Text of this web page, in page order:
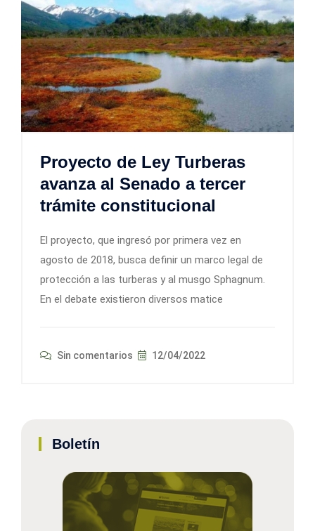
Proyecto de Ley Turberas
avanza al Senado a tercer
trámite constitucional
El proyecto, que ingresó por primera vez en
agosto de 2018, busca definir un marco legal de
protección a las turberas y al musgo Sphagnum.
En el debate existieron diversos matice
Sin comentarios 12/04/2022
Boletín